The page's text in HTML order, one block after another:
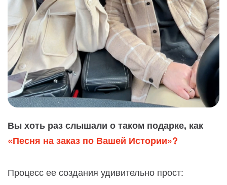
Вы хоть раз слышали о таком подарке, как
«Песня на заказ по Вашей Истории»?
Процесс ее создания удивительно прост: